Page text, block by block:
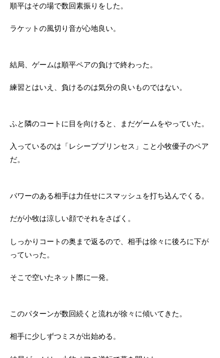
順平はその場で数回素振りをした。
ラケットの風切り音が心地良い。
結局、ゲームは順平ペアの負けで終わった。
練習とはいえ、負けるのは気分の良いものではない。
ふと隣のコートに目を向けると、まだゲームをやっていた。
入っているのは「レシーブプリンセス」こと小牧優子のペア
だ。
パワーのある相手は力任せにスマッシュを打ち込んでくる。
だが小牧は涼しい顔でそれをさばく。
しっかりコートの奥まで返るので、相手は徐々に後ろに下が
っていった。
そこで空いたネット際に一発。
このパターンが数回続くと流れが徐々に傾いてきた。
相手に少しずつミスが出始める。